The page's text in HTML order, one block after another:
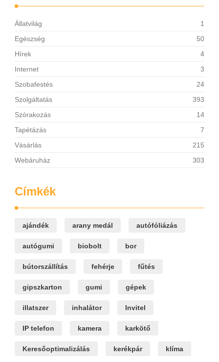
Állatvilág
1
Egészség
50
Hírek
4
Internet
3
Szobafestés
24
Szolgáltatás
393
Szórakozás
14
Tapétázás
7
Vásárlás
215
Webáruház
303
Címkék
ajándék arany medál autófóliázás
autógumi biobolt bor
bútorszállítás fehérje fűtés
gipszkarton gumi gépek
illatszer inhalátor Invitel
IP telefon kamera karkötő
Keresőoptimalizálás kerékpár klíma